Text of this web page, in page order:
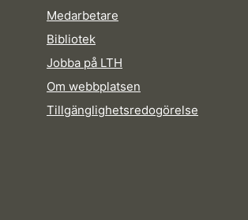
Medarbetare
Bibliotek
Jobba på LTH
Om webbplatsen
Tillgänglighetsredogörelse